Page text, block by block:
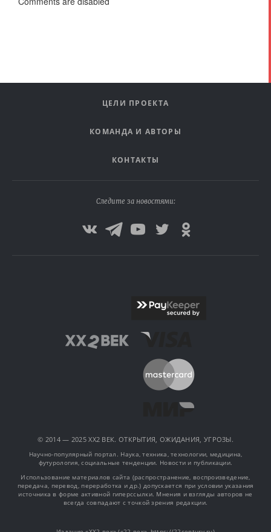
ЦЕЛИ ПРОЕКТА
КОМАНДА И АВТОРЫ
КОНТАКТЫ
Следите за новостями:
© 2014 — 2025 XX2 ВЕК. ОТКРЫТИЯ, ОЖИДАНИЯ, УГРОЗЫ.
Научно-популярный портал. Наука, техника, технологии, медицина,
футурология, социальные тенденции. Новости и публикации.
Использование материалов сайта (распространение, воспроизведение,
передача, перевод, переработка и др.) допускается при условии указания
источника в форме активной гиперссылки. Мнения и взгляды авторов не
всегда совпадают с точкой зрения редакции.